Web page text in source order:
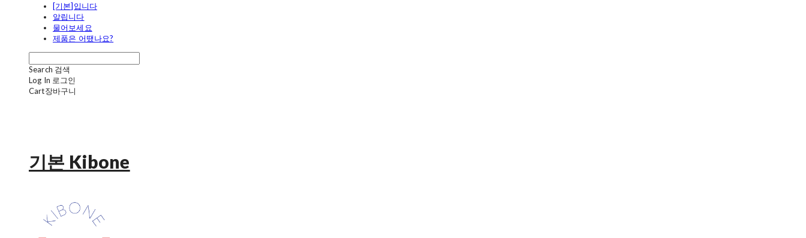
[기본]입니다
알립니다
물어보세요
제품은 어땠나요?
Search 검색
Log In 로그인
Cart장바구니
기본 Kibone